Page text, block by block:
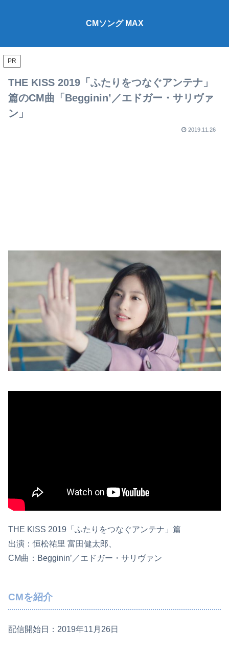
CMソング MAX
PR
THE KISS 2019「ふたりをつなぐアンテナ」
篇のCM曲「Begginin’／エドガー・サリヴァ
ン」
2019.11.26
THE KISS 2019「ふたりをつなぐアンテナ」篇
出演：恒松祐里 富田健太郎、
CM曲：Begginin’／エドガー・サリヴァン
CMを紹介
配信開始日：2019年11月26日